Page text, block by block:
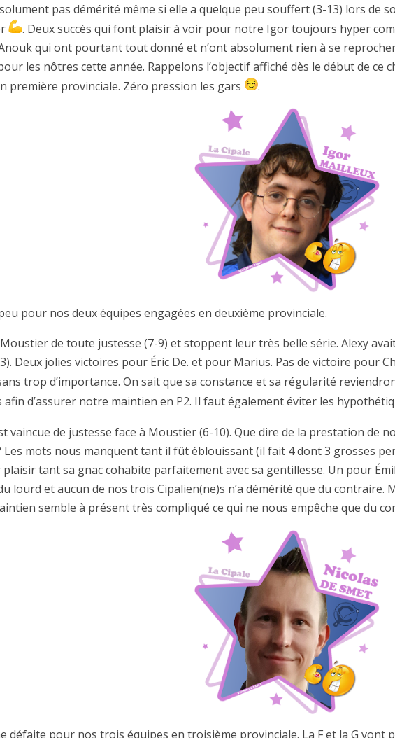
pas démérité même si elle a quelque peu souffert (3-13) lors de
. Deux succès qui font plaisir à voir pour notre Igor toujours hyper
qui ont pourtant tout donné et n’ont absolument rien à se
les nôtres cette année. Rappelons l’objectif affiché dès le début de ce
première provinciale. Zéro pression les gars
.
pour nos deux équipes engagées en deuxième provinciale.
de toute justesse (7-9) et stoppent leur très belle série. Alexy
Deux jolies victoires pour Éric De. et pour Marius. Pas de victoire pour
trop d’importance. On sait que sa constance et sa régularité
d’assurer notre maintien en P2. Il faut également éviter les
vaincue de justesse face à Moustier (6-10). Que dire de la prestation de
mots nous manquent tant il fût éblouissant (il fait 4 dont 3 grosses
tant sa gnac cohabite parfaitement avec sa gentillesse. Un pour
du lourd et aucun de nos trois Cipalien(ne)s n’a démérité que du
semble à présent très compliqué ce qui ne nous empêche que du
défaite pour nos trois équipes en troisième provinciale. La F et la G